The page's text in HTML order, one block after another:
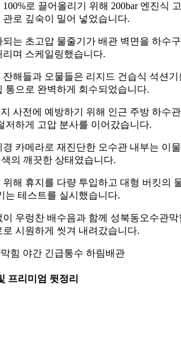
로 끌어올리기 위해 200bar 엔진식 고
로 깊숙이 밀어 넣었습니다.
는 초고압 물줄기가 배관 벽면을 하수
며 스케일링했습니다.
해들과 오물들은 리지드 건습식 석션기
통으로 완벽하게 회수되었습니다.
사전에 예방하기 위해 인근 주방 하수
저하게 고압 분사를 이어갔습니다.
카메라로 재진단한 오수관 내부는 이
의 깨끗한 상태였습니다.
해 휴지를 다량 투입하고 대형 버킷의
는 테스트를 실시했습니다.
우렁찬 배수음과 함께 성북동오수관막
시원하게 씻겨 내려갔습니다.
힘 야간 긴급통수 하림배관
프리미엄 뒷정리